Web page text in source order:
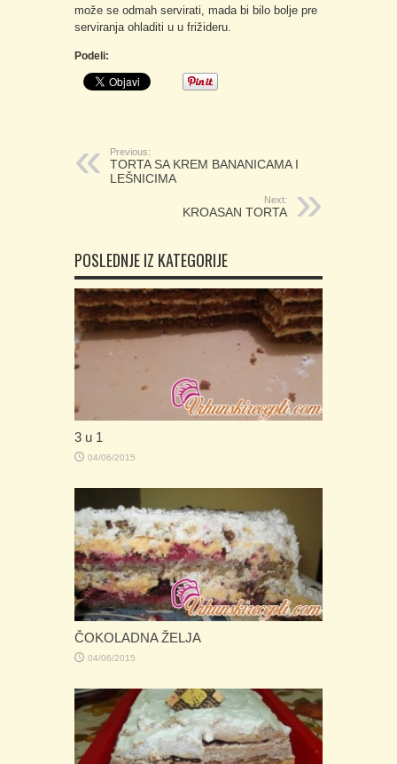
može se odmah servirati, mada bi bilo bolje pre
serviranja ohladiti u u frižideru.
Podeli:
Previous:
TORTA SA KREM BANANICAMA I
LEŠNICIMA
Next:
KROASAN TORTA
POSLEDNJE IZ KATEGORIJE
3 u 1
04/06/2015
ČOKOLADNA ŽELJA
04/06/2015